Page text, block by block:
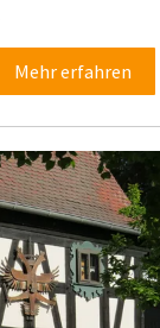
Mehr erfahren